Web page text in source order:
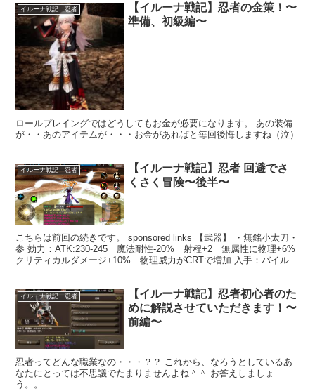
イルーナ戦記 忍者
【イルーナ戦記】忍者の金策！〜
準備、初級編〜
ロールプレイングではどうしてもお金が必要になります。 あの装備
が・・あのアイテムが・・・お金があればと毎回後悔しますね（泣）
イルーナ戦記 忍者
【イルーナ戦記】忍者 回避でさ
くさく冒険〜後半〜
こちらは前回の続きです。 sponsored links 【武器】 ・無銘小太刀・
参 効力：ATK:230-245 魔法耐性-20% 射程+2 無属性に物理+6%
クリティカルダメージ+10% 物理威力がCRTで増加 入手：バイルー
イルーナ戦記 忍者
【イルーナ戦記】忍者初心者のた
めに解説させていただきます！〜
前編〜
忍者ってどんな職業なの・・・？？ これから、なろうとしているあ
なたにとっては不思議でたまりませんよね＾＾ お答えしましょ
う。。